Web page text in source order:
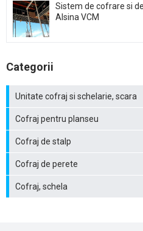
Sistem de cofrare si
Alsina VCM
Categorii
Unitate cofraj si schelarie, scara
Cofraj pentru planseu
Cofraj de stalp
Cofraj de perete
Cofraj, schela